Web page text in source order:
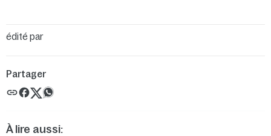
édité par
Partager
À lire aussi: